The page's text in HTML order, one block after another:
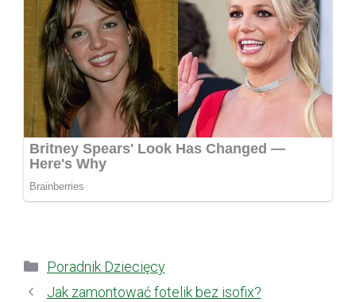
Kategorie
Poradnik Dziecięcy
Jak zamontować fotelik bez isofix?